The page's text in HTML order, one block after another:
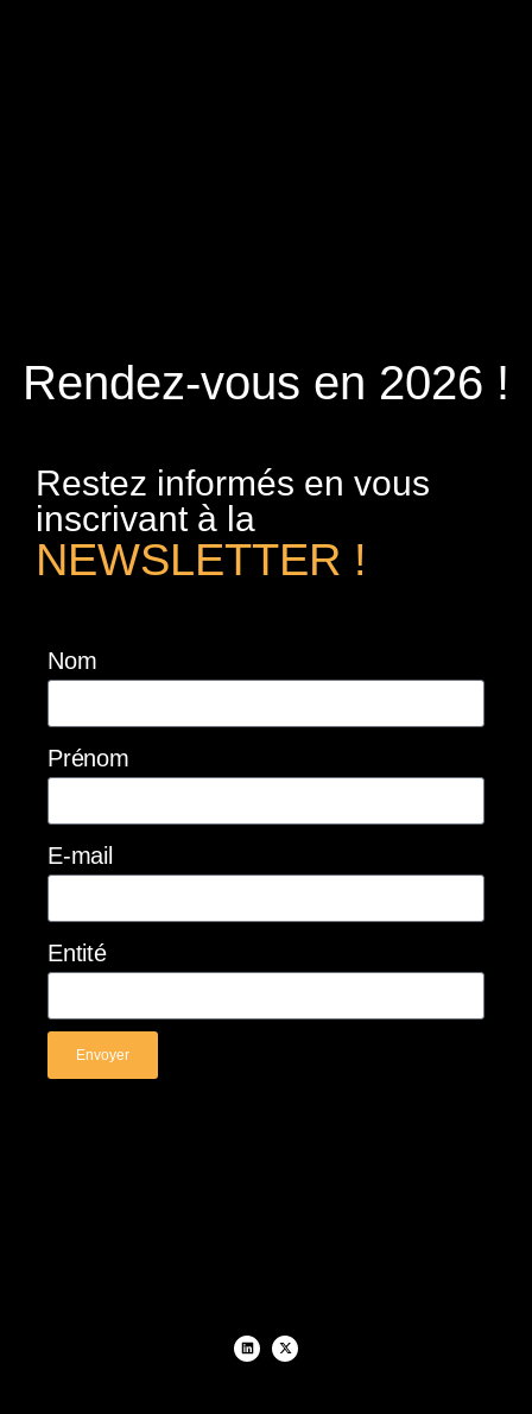
Rendez-vous en 2026 !
Restez informés en vous
inscrivant à la
NEWSLETTER !
Nom
Prénom
E-mail
Entité
Envoyer